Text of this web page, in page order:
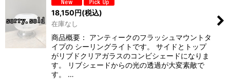
18,150円(税込)
在庫なし
商品概要： アンティークのフラッシュマウントタ
イプの シーリングライトです。 サイドとトップ
がリブドクリアガラスのコンビシェードになりま
す。 リブシェードからの光の透過が大変素敵で
す。 …